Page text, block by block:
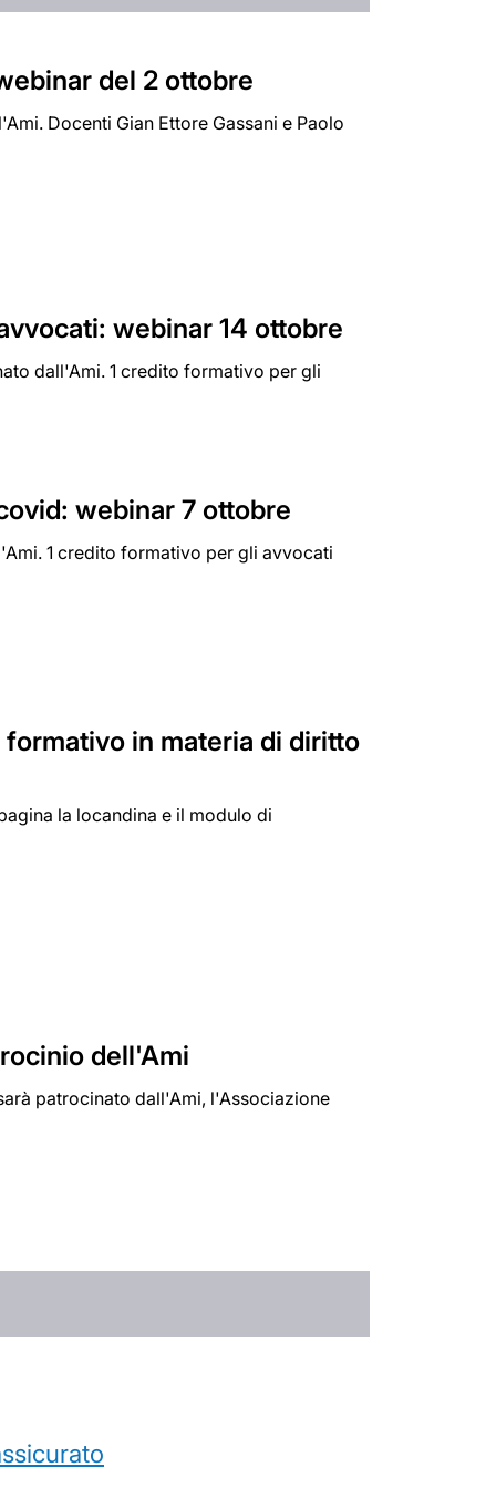
del 2 ottobre
Docenti Gian Ettore Gassani e Paolo
webinar 14 ottobre
dall'Ami. 1 credito formativo per gli
webinar 7 ottobre
1 credito formativo per gli avvocati
in materia di diritto
la locandina e il modulo di
dell'Ami
patrocinato dall'Ami, l'Associazione